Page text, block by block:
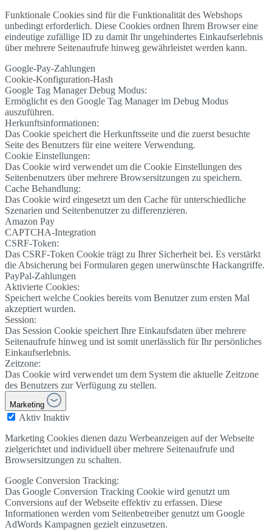
Funktionale Cookies sind für die Funktionalität des Webshops
unbedingt erforderlich. Diese Cookies ordnen Ihrem Browser eine
eindeutige zufällige ID zu damit Ihr ungehindertes Einkaufserlebnis
über mehrere Seitenaufrufe hinweg gewährleistet werden kann.
Google-Pay-Zahlungen
Cookie-Konfiguration-Hash
Google Tag Manager Debug Modus:
Ermöglicht es den Google Tag Manager im Debug Modus
auszuführen.
Herkunftsinformationen:
Das Cookie speichert die Herkunftsseite und die zuerst besuchte
Seite des Benutzers für eine weitere Verwendung.
Cookie Einstellungen:
Das Cookie wird verwendet um die Cookie Einstellungen des
Seitenbenutzers über mehrere Browsersitzungen zu speichern.
Cache Behandlung:
Das Cookie wird eingesetzt um den Cache für unterschiedliche
Szenarien und Seitenbenutzer zu differenzieren.
Amazon Pay
CAPTCHA-Integration
CSRF-Token:
Das CSRF-Token Cookie trägt zu Ihrer Sicherheit bei. Es verstärkt
die Absicherung bei Formularen gegen unerwünschte Hackangriffe.
PayPal-Zahlungen
Aktivierte Cookies:
Speichert welche Cookies bereits vom Benutzer zum ersten Mal
akzeptiert wurden.
Session:
Das Session Cookie speichert Ihre Einkaufsdaten über mehrere
Seitenaufrufe hinweg und ist somit unerlässlich für Ihr persönliches
Einkaufserlebnis.
Zeitzone:
Das Cookie wird verwendet um dem System die aktuelle Zeitzone
des Benutzers zur Verfügung zu stellen.
Marketing
Aktiv Inaktiv
Marketing Cookies dienen dazu Werbeanzeigen auf der Webseite
zielgerichtet und individuell über mehrere Seitenaufrufe und
Browsersitzungen zu schalten.
Google Conversion Tracking:
Das Google Conversion Tracking Cookie wird genutzt um
Conversions auf der Webseite effektiv zu erfassen. Diese
Informationen werden vom Seitenbetreiber genutzt um Google
AdWords Kampagnen gezielt einzusetzen.